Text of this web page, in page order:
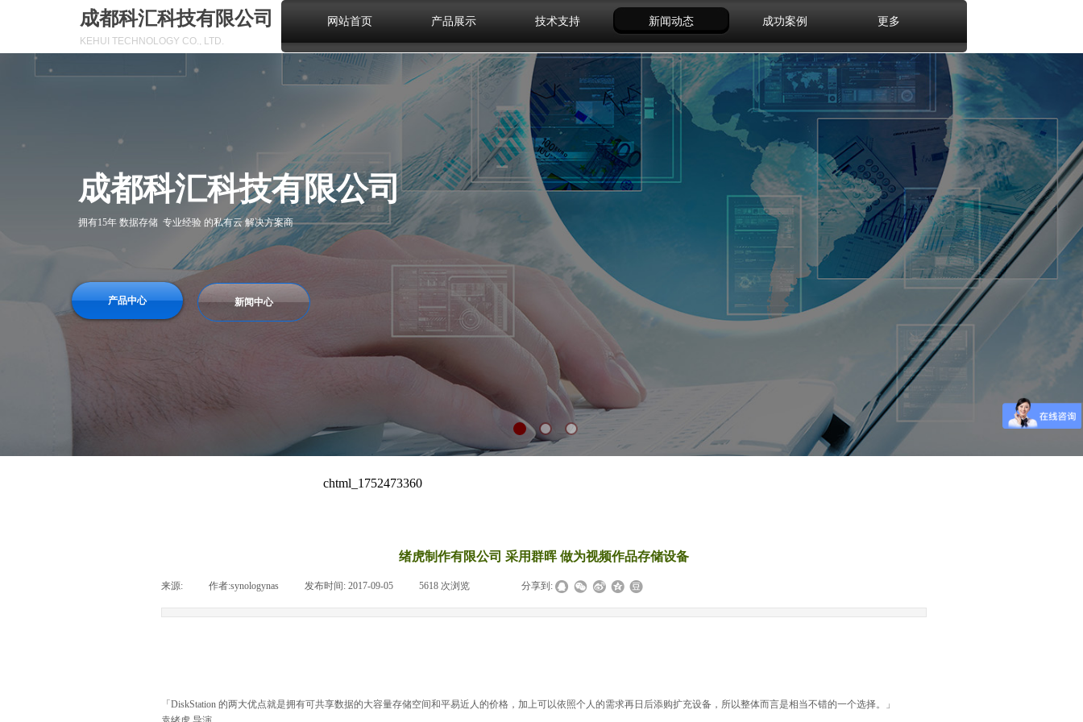
网站首页 产品展示 技术支持 新闻动态 成功案例 更多
成都科汇科技有限公司
KEHUI TECHNOLOGY CO., LTD.
成都科汇科技有限公司
拥有15年 数据存储 专业经验 的私有云 解决方案商
产品中心 新闻中心
​绪虎制作有限公司 采用群晖 做为视频作品存储设备
来源: 作者:synologynas 发布时间: 2017-09-05 5618 次浏览 分享到:
「DiskStation 的两大优点就是拥有可共享数据的大容量存储空间和平易近人的价格，加上可以依照个人的需求再日后添购扩充设备，所以整体而言是相当不错的一个选择。」